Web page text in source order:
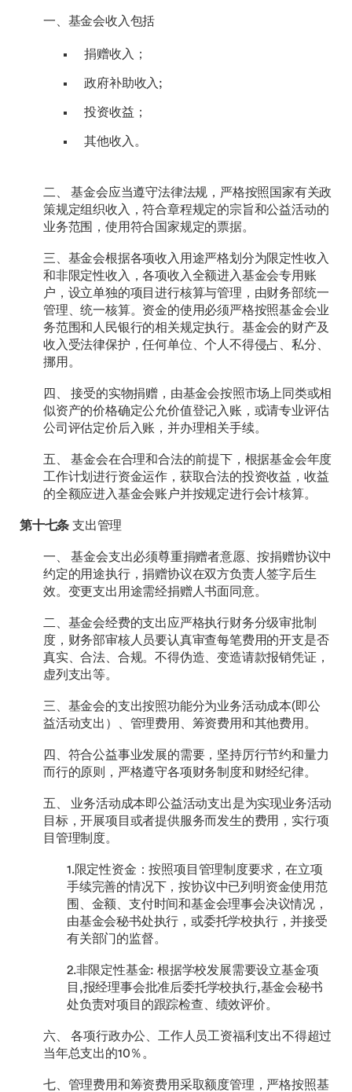
一、基金会收入包括
捐赠收入；
政府补助收入;
投资收益；
其他收入。
二、 基金会应当遵守法律法规，严格按照国家有关政
策规定组织收入，符合章程规定的宗旨和公益活动的
业务范围，使用符合国家规定的票据。
三、基金会根据各项收入用途严格划分为限定性收入
和非限定性收入，各项收入全额进入基金会专用账
户，设立单独的项目进行核算与管理，由财务部统一
管理、统一核算。资金的使用必须严格按照基金会业
务范围和人民银行的相关规定执行。基金会的财产及
收入受法律保护，任何单位、个人不得侵占、私分、
挪用。
四、 接受的实物捐赠，由基金会按照市场上同类或相
似资产的价格确定公允价值登记入账，或请专业评估
公司评估定价后入账，并办理相关手续。
五、 基金会在合理和合法的前提下，根据基金会年度
工作计划进行资金运作，获取合法的投资收益，收益
的全额应进入基金会账户并按规定进行会计核算。
第十七条 支出管理
一、 基金会支出必须尊重捐赠者意愿、按捐赠协议中
约定的用途执行，捐赠协议在双方负责人签字后生
效。变更支出用途需经捐赠人书面同意。
二、基金会经费的支出应严格执行财务分级审批制
度，财务部审核人员要认真审查每笔费用的开支是否
真实、合法、合规。不得伪造、变造请款报销凭证，
虚列支出等。
三、基金会的支出按照功能分为业务活动成本(即公
益活动支出）、管理费用、筹资费用和其他费用。
四、符合公益事业发展的需要，坚持厉行节约和量力
而行的原则，严格遵守各项财务制度和财经纪律。
五、 业务活动成本即公益活动支出是为实现业务活动
目标，开展项目或者提供服务而发生的费用，实行项
目管理制度。
1.限定性资金：按照项目管理制度要求，在立项
手续完善的情况下，按协议中已列明资金使用范
围、金额、支付时间和基金会理事会决议情况，
由基金会秘书处执行，或委托学校执行，并接受
有关部门的监督。
2.非限定性基金: 根据学校发展需要设立基金项
目,报经理事会批准后委托学校执行,基金会秘书
处负责对项目的跟踪检查、绩效评价。
六、 各项行政办公、工作人员工资福利支出不得超过
当年总支出的10％。
七、管理费用和筹资费用采取额度管理，严格按照基